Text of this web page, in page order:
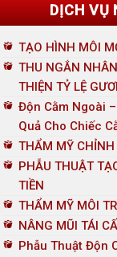
DỊCH VỤ
TẠO HÌNH MÔI
THU NGẮN
THIỆN TỶ LỆ
Độn Cằm Ngoài
Quả Cho Chiếc
THẨM MỸ
PHẪU THUẬT
TIỀN
THẨM MỸ MÔI
NÂNG MŨI TÁI
Phẫu Thuật Độn